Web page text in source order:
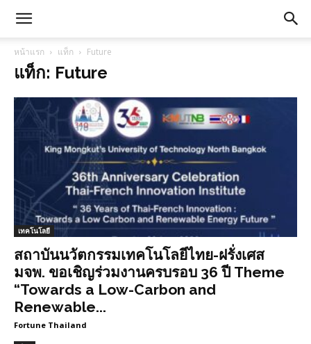
หน้าแรก แท็ก Future
แท็ก: Future
เทคโนโลยี
สถาบันนวัตกรรมเทคโนโลยีไทย-ฝรั่งเศส
มจพ. ขอเชิญร่วมงานครบรอบ 36 ปี Theme
“Towards a Low-Carbon and
Renewable...
Fortune Thailand